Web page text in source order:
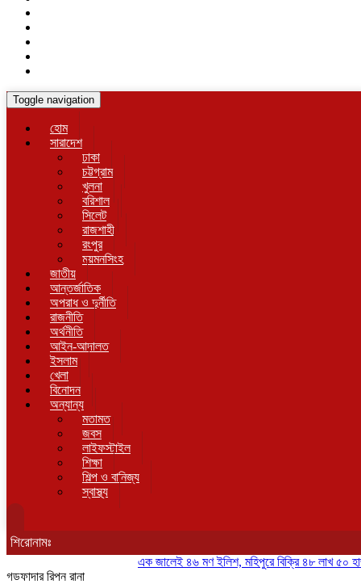
Toggle navigation
হোম
সারাদেশ
ঢাকা
চট্টগ্রাম
খুলনা
বরিশাল
সিলেট
রাজশাহী
রংপুর
ময়মনসিংহ
জাতীয়
আন্তর্জাতিক
অপরাধ ও দুর্নীতি
রাজনীতি
অর্থনীতি
আইন-আদালত
ইসলাম
খেলা
বিনোদন
অন্যান্য
মতামত
জবস
লাইফস্টাইল
শিক্ষা
শিল্প ও বানিজ্য
স্বাস্থ্য
শিরোনামঃ
এক জালেই ৪৬ মণ ইলিশ, মহিপুরে বিক্রি ৪৮ লাখ ৫০ হাজার
গডফাদার রিপন রানা